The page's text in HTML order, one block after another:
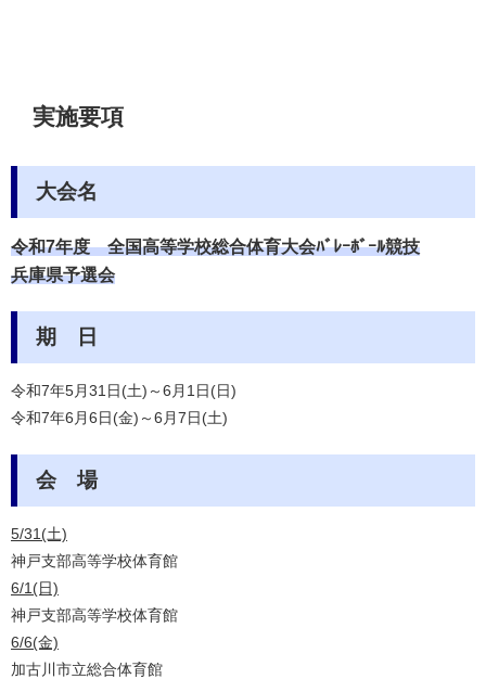
実施要項
大会名
令和7年度全国高等学校総合体育大会ﾊﾞﾚｰﾎﾞｰﾙ競技
兵庫県予選会
期 日
令和7年5月31日(土)～6月1日(日)
令和7年6月6日(金)～6月7日(土)
会 場
5/31(土)
神戸支部高等学校体育館
6/1(日)
神戸支部高等学校体育館
6/6(金)
加古川市立総合体育館